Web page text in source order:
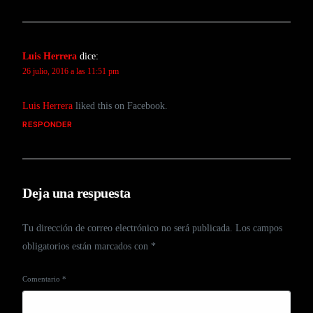
Luis Herrera dice:
26 julio, 2016 a las 11:51 pm
Luis Herrera liked this on Facebook.
RESPONDER
Deja una respuesta
Tu dirección de correo electrónico no será publicada. Los campos
obligatorios están marcados con *
Comentario*